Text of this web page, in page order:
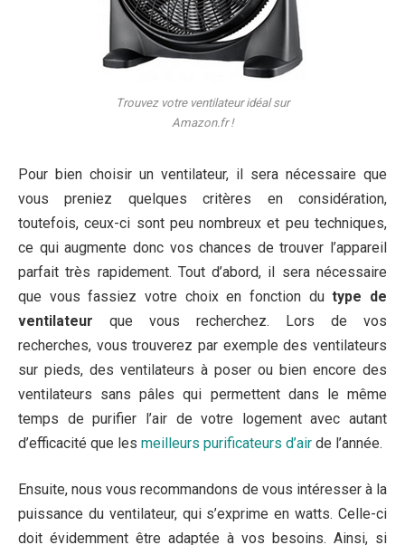
Trouvez votre ventilateur idéal sur
Amazon.fr !
Pour bien choisir un ventilateur, il sera nécessaire que
vous preniez quelques critères en considération,
toutefois, ceux-ci sont peu nombreux et peu techniques,
ce qui augmente donc vos chances de trouver l’appareil
parfait très rapidement. Tout d’abord, il sera nécessaire
que vous fassiez votre choix en fonction dutype de
ventilateur que vous recherchez. Lors de vos
recherches, vous trouverez par exemple des ventilateurs
sur pieds, des ventilateurs à poser ou bien encore des
ventilateurs sans pâles qui permettent dans le même
temps de purifier l’air de votre logement avec autant
d’efficacité que les meilleurs purificateurs d’air de l’année.
Ensuite, nous vous recommandons de vous intéresser à la
puissance du ventilateur, qui s’exprime en watts. Celle-ci
doit évidemment être adaptée à vos besoins. Ainsi, si